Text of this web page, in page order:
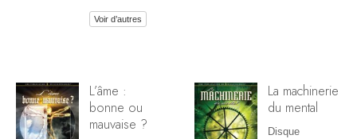
Voir d’autres
L’âme :
bonne ou
mauvaise ?
La machinerie
du mental
Disque